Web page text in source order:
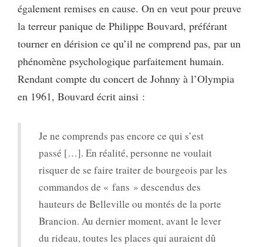
également remises en cause. On en veut pour preuve
la terreur panique de Philippe Bouvard, préférant
tourner en dérision ce qu’il ne comprend pas, par un
phénomène psychologique parfaitement humain.
Rendant compte du concert de Johnny à l’Olympia
en 1961, Bouvard écrit ainsi :
Je ne comprends pas encore ce qui s’est
passé […]. En réalité, personne ne voulait
risquer de se faire traiter de bourgeois par les
commandos de « fans » descendus des
hauteurs de Belleville ou montés de la porte
Brancion. Au dernier moment, avant le lever
du rideau, toutes les places qui auraient dû